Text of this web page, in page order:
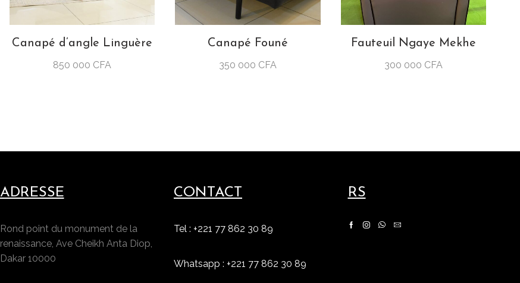
Canapé d’angle Linguère
850 000 CFA
Canapé Founé
350 000 CFA
Fauteuil Ngaye Mekhe
300 000 CFA
ADRESSE
Rond point du monument de la
renaissance, Ave Cheikh Anta Diop,
Dakar 10000
CONTACT
Tel : +221 77 862 30 89
Whatsapp : +221 77 862 30 89
RS
FacebookInstagram
Whatsapp
Email